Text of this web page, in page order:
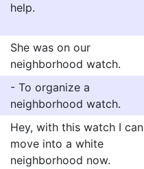
help.
She was on our
neighborhood watch.
- To organize a
neighborhood watch.
Hey, with this watch I can
move into a white
neighborhood now.